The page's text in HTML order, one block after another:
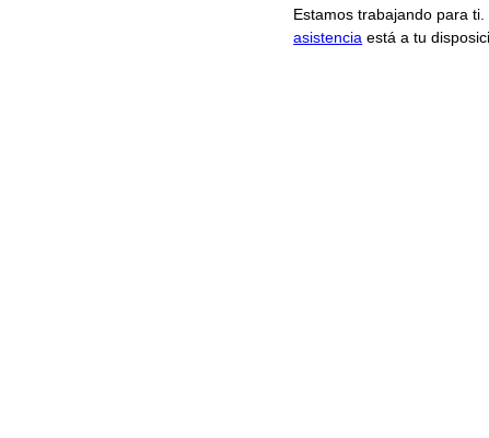
Estamos trabajando para
asistencia está a tu